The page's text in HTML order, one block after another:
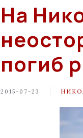
На
погиб
2015-07-23